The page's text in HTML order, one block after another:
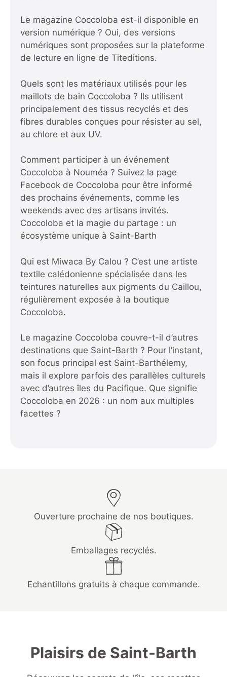
Le magazine Coccoloba est-il disponible en
version numérique ? Oui, des versions
numériques sont proposées sur la plateforme
de lecture en ligne de Titeditions.
Quels sont les matériaux utilisés pour les
maillots de bain Coccoloba ? Ils utilisent
principalement des tissus recyclés et des
fibres durables conçues pour résister au sel,
au chlore et aux UV.
Comment participer à un événement
Coccoloba à Nouméa ? Suivez la page
Facebook de Coccoloba pour être informé
des prochains événements, comme les
weekends avec des artisans invités.
Coccoloba et la magie du partage : un
écosystème unique à Saint-Barth
Qui est Miwaca By Calou ? C’est une artiste
textile calédonienne spécialisée dans les
teintures naturelles aux pigments du Caillou,
régulièrement exposée à la boutique
Coccoloba.
Le magazine Coccoloba couvre-t-il d’autres
destinations que Saint-Barth ? Pour l’instant,
son focus principal est Saint-Barthélemy,
mais il explore parfois des parallèles culturels
avec d’autres îles du Pacifique. Que signifie
Coccoloba en 2026 : un nom aux multiples
facettes ?
Ouverture prochaine de nos boutiques.
Emballages recyclés.
Echantillons gratuits à chaque commande.
Plaisirs de Saint-Barth